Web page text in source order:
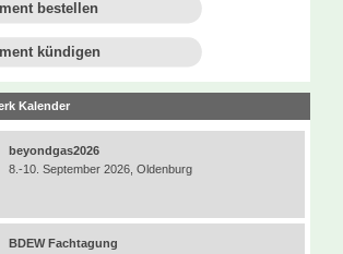
bestellen
kündigen
Kalender
beyondgas2026
8.-10. September 2026, Oldenburg
BDEW Fachtagung